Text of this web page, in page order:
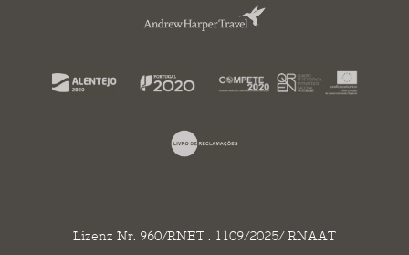
Lizenz Nr. 960/RNET . 1109/2025/ RNAAT